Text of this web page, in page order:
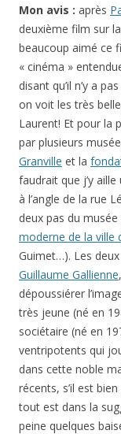
Mon avis : après
deuxième film sur
beaucoup aimé ce
« cinéma »
disant qu’il n’y a
on voit les très
Laurent! Et pour la
par plusieurs
Granville et la
faudrait que j’y
à l’angle de la rue
deux pas du
moderne de la ville
Guimet…). Les
Guillaume Gallienne
dépoussiérer
très jeune (né en
sociétaire (né en
ventripotents qui
dans cette noble
récents, s’il est
tout est dans la
peine quelques